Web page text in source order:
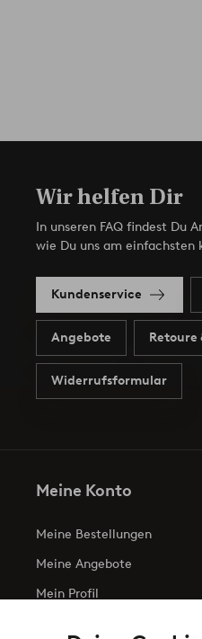
Wir helfen Dir
In unseren FAQ findest Du
wie Du uns am
Kundenservice
Angebote Retoure
Widerrufsformular
Meine Konto
Meine Bestellungen
Meine Angebote
Mein Profil